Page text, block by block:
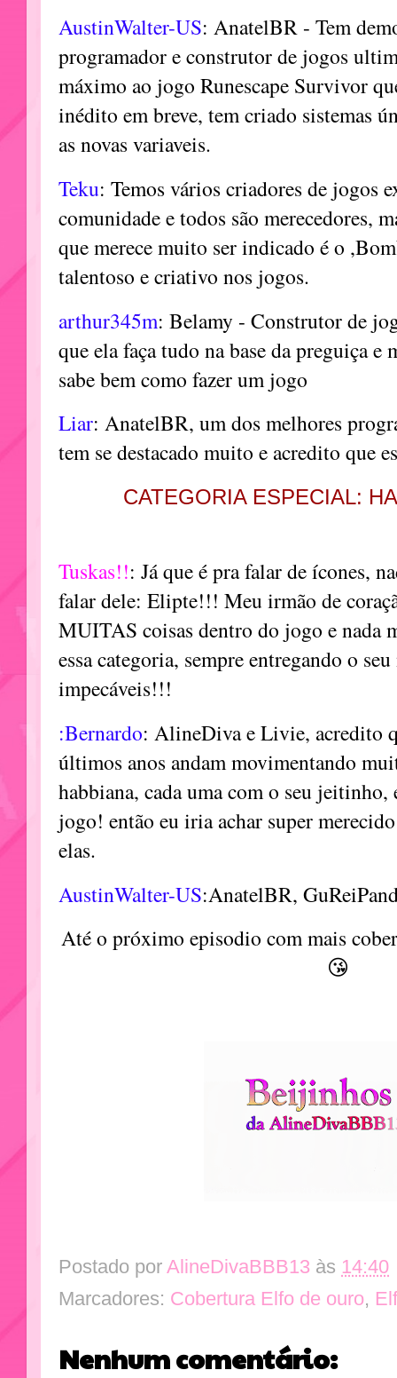
AustinWalter-US: AnatelBR - Tem
programador e construtor de jogos
máximo ao jogo Runescape Survivor
inédito em breve, tem criado sistemas
as novas variaveis.
Teku: Temos vários criadores de jogos
comunidade e todos são merecedores,
que merece muito ser indicado é o
talentoso e criativo nos jogos.
arthur345m: Belamy - Construtor de
que ela faça tudo na base da preguiça e
sabe bem como fazer um jogo
Liar: AnatelBR, um dos melhores
tem se destacado muito e acredito que
CATEGORIA ESPECIAL:
Tuskas!!: Já que é pra falar de ícones,
falar dele: Elipte!!! Meu irmão de
MUITAS coisas dentro do jogo e nada
essa categoria, sempre entregando o
impecáveis!!!
:Bernardo: AlineDiva e Livie, acredito
últimos anos andam movimentando
habbiana, cada uma com o seu jeitinho,
jogo! então eu iria achar super
elas.
AustinWalter-US:AnatelBR,
Até o próximo episodio com mais
😘
Postado por AlineDivaBBB13 às 14:40
Marcadores: Cobertura Elfo de ouro,
Nenhum comentário: